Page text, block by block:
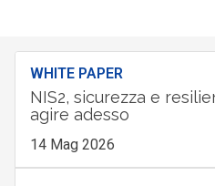
WHITE PAPER
NIS2, sicurezza e
agire adesso
14 Mag 2026